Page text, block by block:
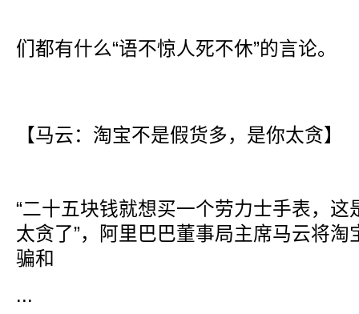
们都有什么“语不惊人死不休”的言论。
【马云：淘宝不是假货多，是你太贪】
“二十五块钱就想买一个劳力士手表，
太贪了”，阿里巴巴董事局主席马云将
骗和
...